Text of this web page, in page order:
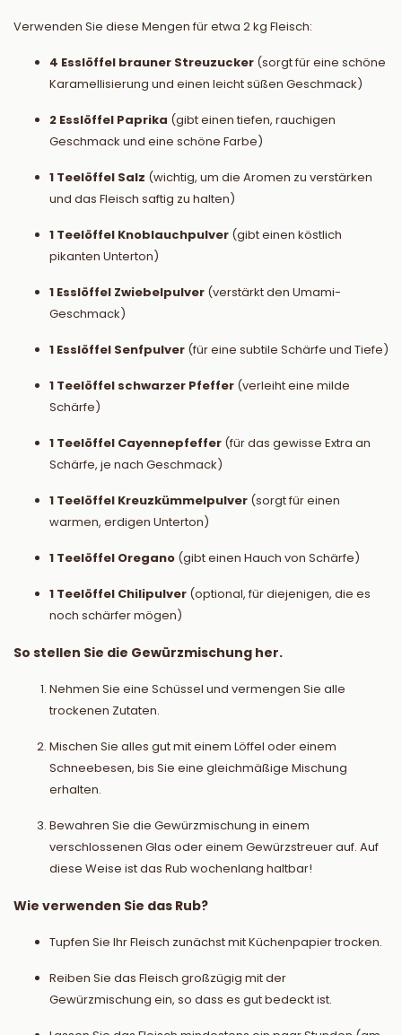
Verwenden Sie diese Mengen für etwa 2 kg Fleisch:
4 Esslöffel brauner Streuzucker (sorgt für eine schöne
Karamellisierung und einen leicht süßen Geschmack)
2 Esslöffel Paprika (gibt einen tiefen, rauchigen
Geschmack und eine schöne Farbe)
1 Teelöffel Salz (wichtig, um die Aromen zu verstärken
und das Fleisch saftig zu halten)
1 Teelöffel Knoblauchpulver (gibt einen köstlich
pikanten Unterton)
1 Esslöffel Zwiebelpulver (verstärkt den Umami-
Geschmack)
1 Esslöffel Senfpulver (für eine subtile Schärfe und Tiefe)
1 Teelöffel schwarzer Pfeffer (verleiht eine milde
Schärfe)
1 Teelöffel Cayennepfeffer (für das gewisse Extra an
Schärfe, je nach Geschmack)
1 Teelöffel Kreuzkümmelpulver (sorgt für einen
warmen, erdigen Unterton)
1 Teelöffel Oregano (gibt einen Hauch von Schärfe)
1 Teelöffel Chilipulver (optional, für diejenigen, die es
noch schärfer mögen)
So stellen Sie die Gewürzmischung her.
Nehmen Sie eine Schüssel und vermengen Sie alle
trockenen Zutaten.
Mischen Sie alles gut mit einem Löffel oder einem
Schneebesen, bis Sie eine gleichmäßige Mischung
erhalten.
Bewahren Sie die Gewürzmischung in einem
verschlossenen Glas oder einem Gewürzstreuer auf. Auf
diese Weise ist das Rub wochenlang haltbar!
Wie verwenden Sie das Rub?
Tupfen Sie Ihr Fleisch zunächst mit Küchenpapier trocken.
Reiben Sie das Fleisch großzügig mit der
Gewürzmischung ein, so dass es gut bedeckt ist.